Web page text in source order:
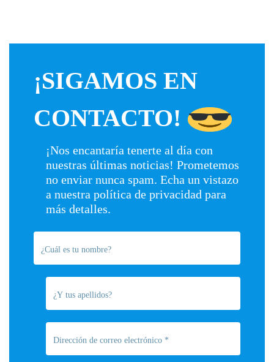
¡SIGAMOS EN
CONTACTO!
¡Nos encantaría tenerte al día con
nuestras últimas noticias! Prometemos
no enviar nunca spam. Echa un vistazo
a nuestra política de privacidad para
más detalles.